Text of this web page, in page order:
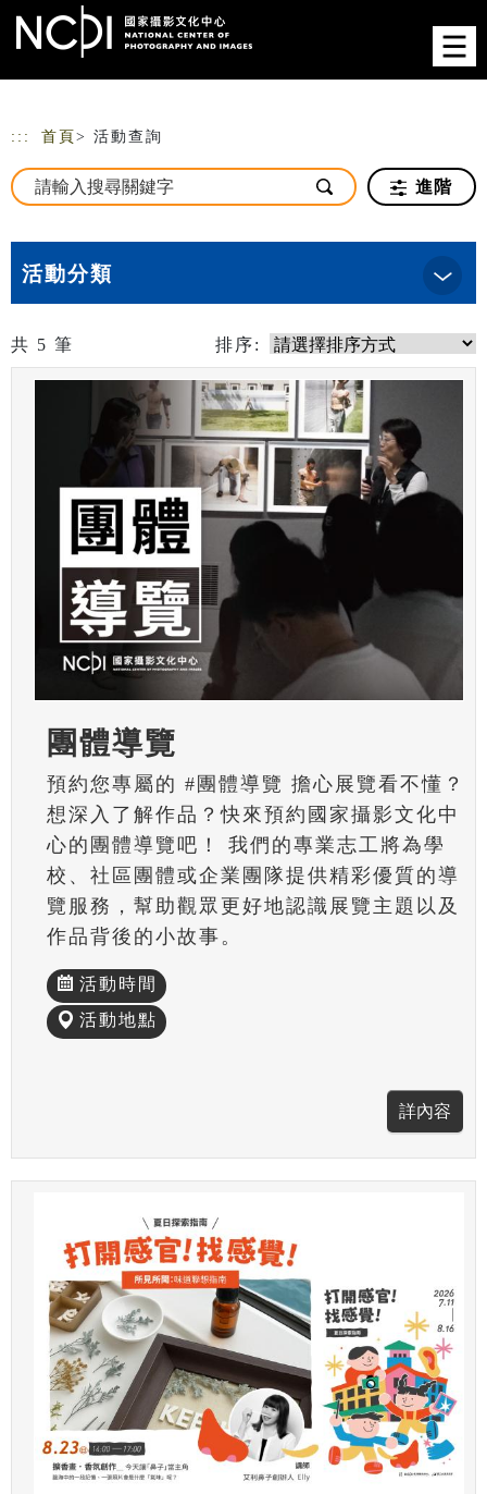
跳到主要內容
網站導覽
::: 首頁 > 活動查詢
進階
活動分類
共 5 筆 排序:
團體導覽
預約您專屬的 #團體導覽 擔心展覽看不懂？
想深入了解作品？快來預約國家攝影文化中
心的團體導覽吧！ 我們的專業志工將為學
校、社區團體或企業團隊提供精彩優質的導
覽服務，幫助觀眾更好地認識展覽主題以及
作品背後的小故事。
活動時間
活動地點